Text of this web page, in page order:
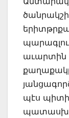
աւարտին
պէս պիտի